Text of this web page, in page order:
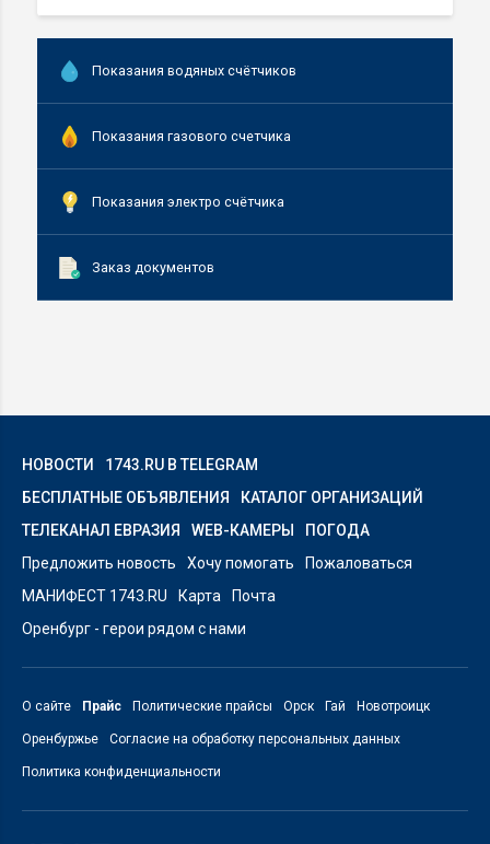
Показания водяных счётчиков
Показания газового счетчика
Показания электро счётчика
Заказ документов
НОВОСТИ
1743.RU В TELEGRAM
БЕСПЛАТНЫЕ ОБЪЯВЛЕНИЯ
КАТАЛОГ ОРГАНИЗАЦИЙ
ТЕЛЕКАНАЛ ЕВРАЗИЯ
WEB-КАМЕРЫ
ПОГОДА
Предложить новость
Хочу помогать
Пожаловаться
МАНИФЕСТ 1743.RU
Карта
Почта
Оренбург - герои рядом с нами
О сайте Прайс Политические прайсы Орск Гай Новотроицк
Оренбуржье Согласие на обработку персональных данных
Политика конфиденциальности